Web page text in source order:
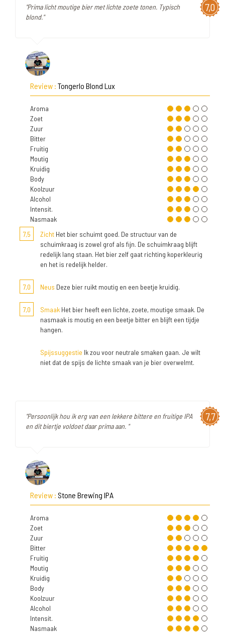
7,0
"Prima licht moutige bier met lichte zoete tonen. Typisch
blond."
Review : Tongerlo Blond Lux
Aroma
Zoet
Zuur
Bitter
Fruitig
Moutig
Kruidig
Body
Koolzuur
Alcohol
Intensit.
Nasmaak
7,5
Zicht Het bier schuimt goed. De structuur van de
schuimkraag is zowel grof als fijn. De schuimkraag blijft
redelijk lang staan. Het bier zelf gaat richting koperkleurig
en het is redelijk helder.
7,0 Neus Deze bier ruikt moutig en een beetje kruidig.
7,0 Smaak Het bier heeft een lichte, zoete, moutige smaak. De
nasmaak is moutig en een beetje bitter en blijft een tijdje
hangen.
Spijssuggestie Ik zou voor neutrale smaken gaan. Je wilt
niet dat de spijs de lichte smaak van je bier overwelmt.
7,7
"Persoonlijk hou ik erg van een lekkere bittere en fruitige IPA
en dit biertje voldoet daar prima aan. "
Review : Stone Brewing IPA
Aroma
Zoet
Zuur
Bitter
Fruitig
Moutig
Kruidig
Body
Koolzuur
Alcohol
Intensit.
Nasmaak